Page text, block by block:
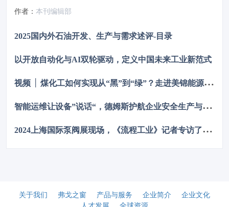
和，推进降碳、减污、扩绿、增长，完善能源消耗总量和强度调
控，重点控制化石能源消费，逐步转向碳排放总量和强度“双
展方面的成就，了解当下的创新技术和应用，《流程工业》编辑
国内外优秀的工业企业分享观点和产业实践，为广大的流程工业
作者： 本刊编辑部
2025国内外石油开发、生产与需求述评-目录
以开放自动化与AI双轮驱动，定义中国未来工业新范式
视
频 │ 煤化工如何实现从“黑”到“绿”？走进美锦能源低碳发展标杆项目
智
能运维让设备”说话“，德姆斯护航企业安全生产与降本增效
2
024上海国际泵阀展现场，《流程工业》记者专访了中国善若泵业科技有限公司总经理 卢阳
关于我们 弗戈之窗 产品与服务 企业简介
企业文化